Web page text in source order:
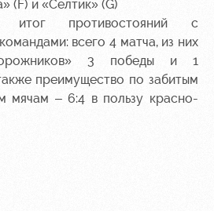
(F) и «Селтик» (G)
итог противостояний с
всего 4 матча, из них
3 победы и 1
преимущество по забитым
мячам – 6:4 в пользу красно-